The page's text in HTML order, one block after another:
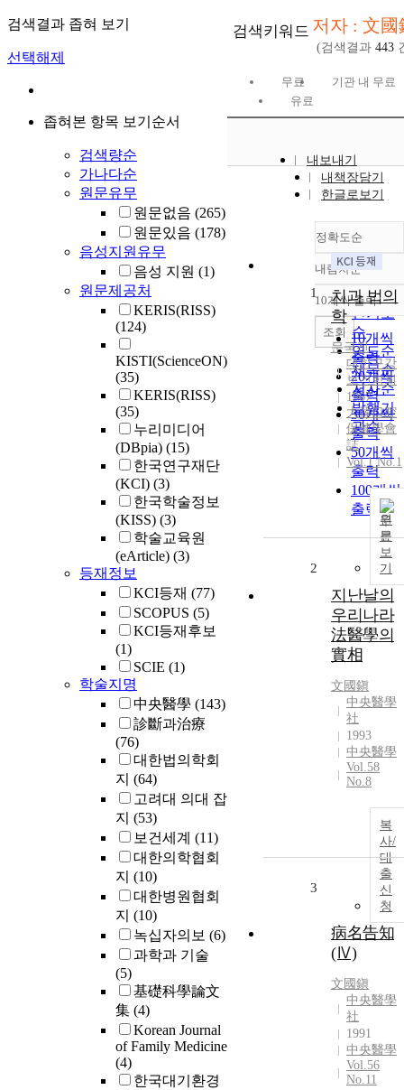
검색결과 좁혀 보기
선택해제
좁혀본 항목 보기순서
검색량순
가나다순
원문유무
원문없음 (265)
원문있음 (178)
음성지원유무
음성 지원 (1)
원문제공처
KERIS(RISS)
(124)
KISTI(ScienceON)
(35)
KERIS(RISS)
(35)
누리미디어
(DBpia) (15)
한국연구재단
(KCI) (3)
한국학술정보
(KISS) (3)
학술교육원
(eArticle) (3)
등재정보
KCI등재 (77)
SCOPUS (5)
KCI등재후보
(1)
SCIE (1)
학술지명
中央醫學 (143)
診斷과治療
(76)
대한법의학회
지 (64)
고려대 의대 잡
지 (53)
보건세계 (11)
대한의학협회
지 (10)
대한병원협회
지 (10)
녹십자의보 (6)
과학과 기술
(5)
基礎科學論文
集 (4)
Korean Journal
of Family Medicine
(4)
한국대기환경
검색키워드 저자 : 文國
(검색결과 443
무료
기관 내 무료
유료
내보내기
내책장담기
한글로보기
정확도순
정확도
순
인기도
순
연도순
제목순
저자순
발행기
관순
내림차순
내림차
10개씩 출력
10개씩
출력
20개씩
출력
30개씩
출력
50개씩
출력
100개씩
출력
조회
1
치과 법의
학
문국진
대한구강
보건학회
1967
大韓口腔
保健學會
誌
Vol.1 No.1
원
문
보
기
2
지난날의
우리나라
法醫學의
實相
文國鎭
中央醫學
社
1993
中央醫學
Vol.58
No.8
복
사/
대
출
신
청
3
病名告知
(Ⅳ)
文國鎭
中央醫學
社
1991
中央醫學
Vol.56
No.11